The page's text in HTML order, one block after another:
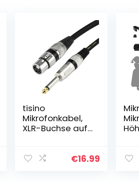
tisino
Mikrofonkabel,
XLR-Buchse auf
unsymmetrische
€16.99